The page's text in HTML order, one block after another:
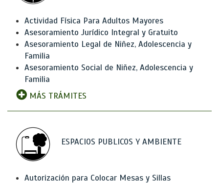
Actividad Física Para Adultos Mayores
Asesoramiento Jurídico Integral y Gratuito
Asesoramiento Legal de Niñez, Adolescencia y
Familia
Asesoramiento Social de Niñez, Adolescencia y
Familia
MÁS TRÁMITES
ESPACIOS PUBLICOS Y AMBIENTE
Autorización para Colocar Mesas y Sillas